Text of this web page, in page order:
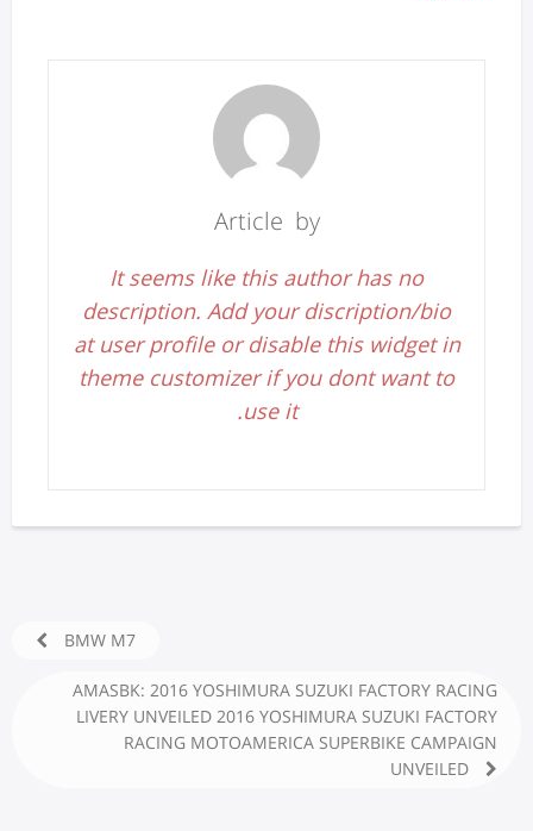
Article by
It seems like this author has no
description. Add your discription/bio
at user profile or disable this widget in
theme customizer if you dont want to
use it.
BMW M7
AMASBK: 2016 YOSHIMURA SUZUKI FACTORY RACING
LIVERY UNVEILED 2016 YOSHIMURA SUZUKI FACTORY
RACING MOTOAMERICA SUPERBIKE CAMPAIGN
UNVEILED